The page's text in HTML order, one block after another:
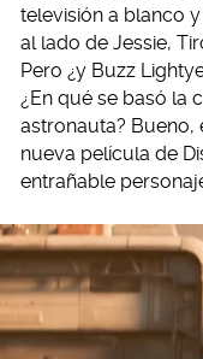
televisión a blanco
al lado de Jessie,
Pero ¿y Buzz
¿En qué se basó la
astronauta? Bueno,
nueva película de
entrañable